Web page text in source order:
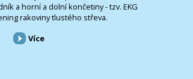
a horní a dolní končetiny - tzv. EKG
rakoviny tlustého střeva.
Více